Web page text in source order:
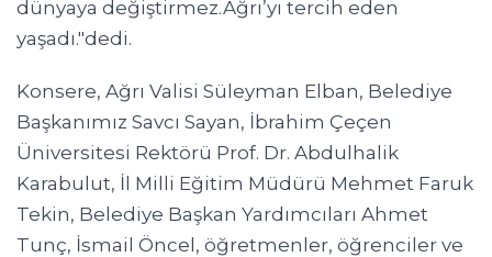
dünyaya değiştirmez.Ağrı’yı tercih eden
yaşadı."dedi.
Konsere, Ağrı Valisi Süleyman Elban, Belediye
Başkanımız Savcı Sayan, İbrahim Çeçen
Üniversitesi Rektörü Prof. Dr. Abdulhalik
Karabulut, İl Milli Eğitim Müdürü Mehmet Faruk
Tekin, Belediye Başkan Yardımcıları Ahmet
Tunç, İsmail Öncel, öğretmenler, öğrenciler ve